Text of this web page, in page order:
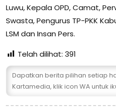
Luwu, Kepala OPD, Camat,
Swasta, Pengurus TP-PKK
LSM dan Insan Pers.
Telah dilihat: 391
Dapatkan berita pilihan setiap
Kartamedia, klik icon WA untuk